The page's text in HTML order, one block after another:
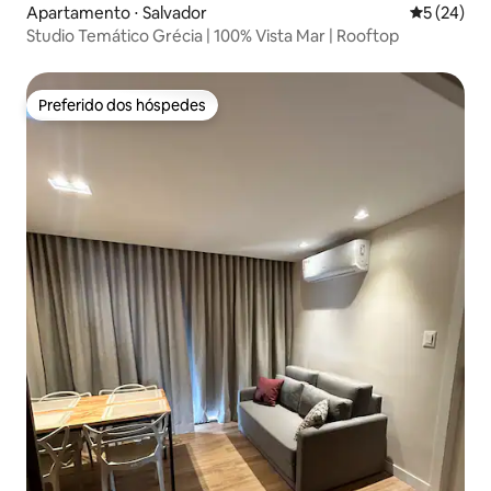
Apartamento ⋅ Salvador 5 de uma
5 (24)
Studio Temático Grécia | 100% Vista Mar | Rooftop
Preferido dos hóspedes
Preferido dos hóspedes